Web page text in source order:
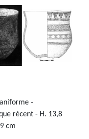
-
récent - H. 13,8
cm